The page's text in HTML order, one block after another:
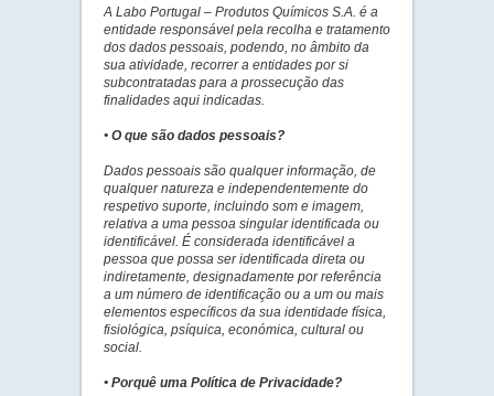
A Labo Portugal – Produtos Químicos S.A. é a
entidade responsável pela recolha e tratamento
dos dados pessoais, podendo, no âmbito da
sua atividade, recorrer a entidades por si
subcontratadas para a prossecução das
finalidades aqui indicadas.
• O que são dados pessoais?
Dados pessoais são qualquer informação, de
qualquer natureza e independentemente do
respetivo suporte, incluindo som e imagem,
relativa a uma pessoa singular identificada ou
identificável. É considerada identificável a
pessoa que possa ser identificada direta ou
indiretamente, designadamente por referência
a um número de identificação ou a um ou mais
elementos específicos da sua identidade física,
fisiológica, psíquica, económica, cultural ou
social.
• Porquê uma Política de Privacidade?